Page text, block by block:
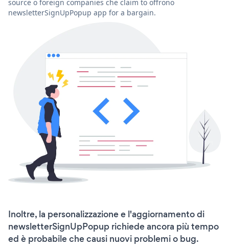
source o foreign companies che claim to offrono
newsletterSignUpPopup app for a bargain.
Inoltre, la personalizzazione e l'aggiornamento di
newsletterSignUpPopup richiede ancora più tempo
ed è probabile che causi nuovi problemi o bug.